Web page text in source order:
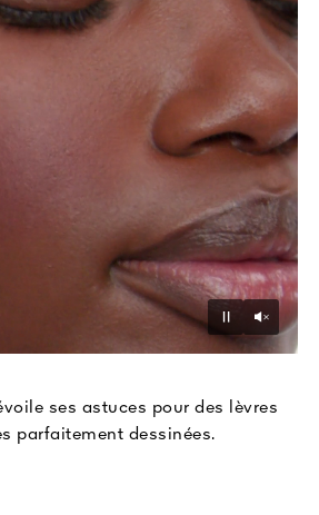
Mettre
ses astuces pour des lèvres
parfaitement dessinées.